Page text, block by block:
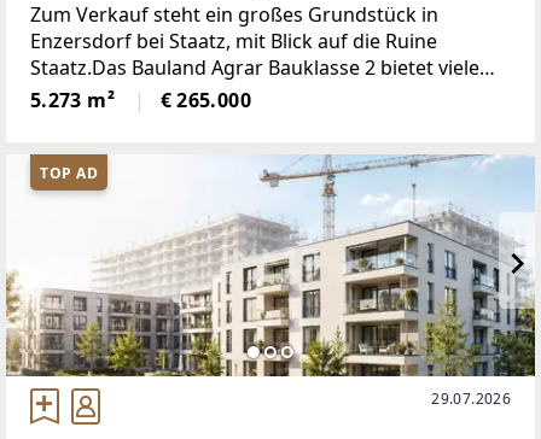
Zum Verkauf steht ein großes Grundstück in
Enzersdorf bei Staatz, mit Blick auf die Ruine
Staatz.Das Bauland Agrar Bauklasse 2 bietet viele
Möglichkeiten für Wohnen und die Haltung von
Tieren. Die Vermarktungsart ist Kauf und das
Grundstück befindet
5.273 m² € 265.000
TOP AD
29.07.2026